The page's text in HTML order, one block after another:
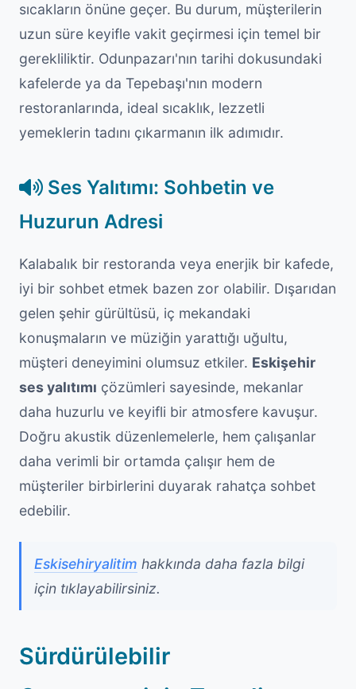
sıcakların önüne geçer. Bu durum, müşterilerin
uzun süre keyifle vakit geçirmesi için temel bir
gerekliliktir. Odunpazarı'nın tarihi dokusundaki
kafelerde ya da Tepebaşı'nın modern
restoranlarında, ideal sıcaklık, lezzetli
yemeklerin tadını çıkarmanın ilk adımıdır.
Ses Yalıtımı: Sohbetin ve
Huzurun Adresi
Kalabalık bir restoranda veya enerjik bir kafede,
iyi bir sohbet etmek bazen zor olabilir. Dışarıdan
gelen şehir gürültüsü, iç mekandaki
konuşmaların ve müziğin yarattığı uğultu,
müşteri deneyimini olumsuz etkiler. Eskişehir
ses yalıtımı çözümleri sayesinde, mekanlar
daha huzurlu ve keyifli bir atmosfere kavuşur.
Doğru akustik düzenlemelerle, hem çalışanlar
daha verimli bir ortamda çalışır hem de
müşteriler birbirlerini duyarak rahatça sohbet
edebilir.
Eskisehiryalitim hakkında daha fazla bilgi
için tıklayabilirsiniz.
Sürdürülebilir